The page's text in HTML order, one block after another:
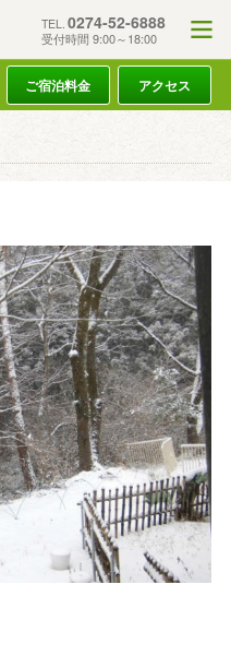
TEL. 0274-52-6888
受付時間 9:00～18:00
ご宿泊料金 アクセス